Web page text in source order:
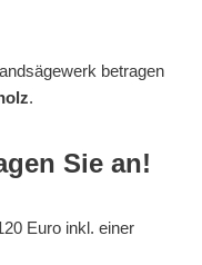
betragen
.
Sie an!
Euro inkl. einer